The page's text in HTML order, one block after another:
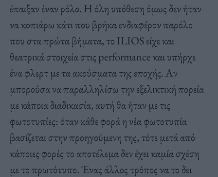
έπαιξαν έναν ρόλο. Η όλη υπόθεση όμως δεν ήταν
να κοπιάρω κάτι που βρήκα ενδιαφέρον παρόλο
που στα πρώτα βήματα, το ILIOS είχε και
θεατρικά στοιχεία στις performance και υπήρχε
ένα φλερτ με τα ακούσματα της εποχής. Αν
μπορούσα να παραλληλίσω την εξελικτική πορεία
με κάποια διαδικασία, αυτή θα ήταν με τις
φωτοτυπίες: όταν κάθε φορά η νέα φωτοτυπία
βασίζεται στην προηγούμενη της, τότε μετά από
κάποιες φορές το αποτέλεμα δεν έχει καμία σχέση
με το πρωτότυπο. Ένας άλλος τρόπος να το δει